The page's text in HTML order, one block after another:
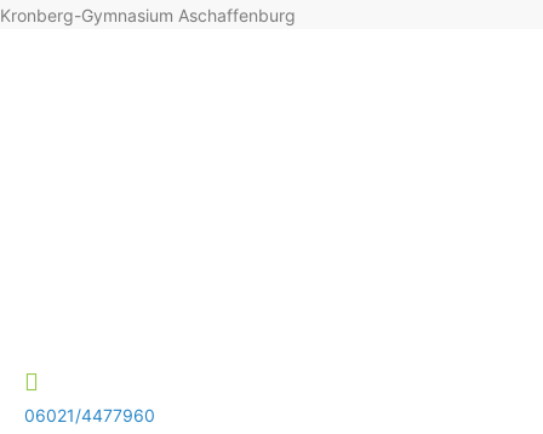
Kronberg-Gymnasium Aschaffenburg
06021/4477960